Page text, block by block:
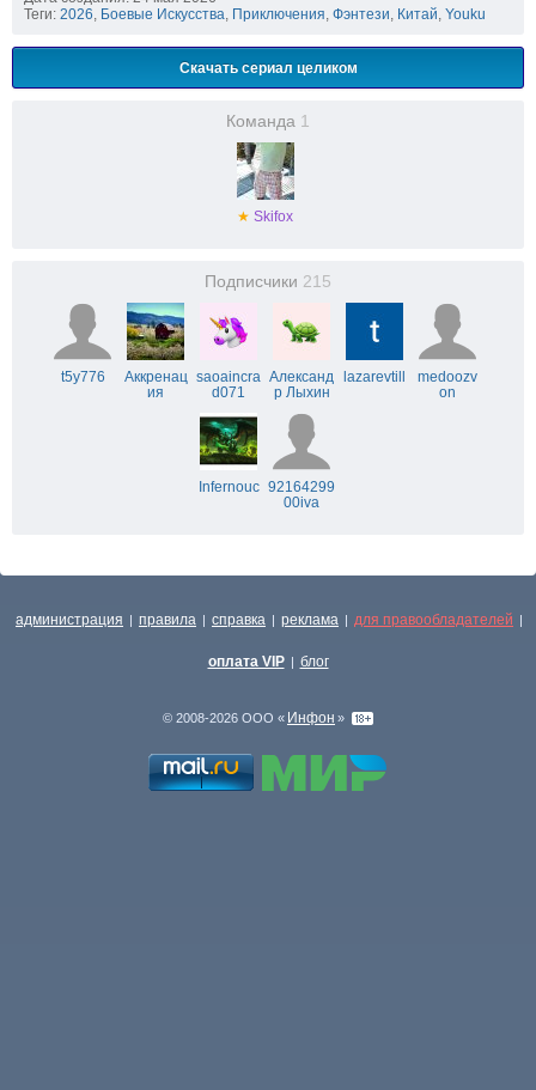
Теги: 2026, Боевые Искусства, Приключения, Фэнтези, Китай, Youku
Скачать сериал целиком
Команда 1
★ Skifox
Подписчики 215
t5y776
Аккренац
ия
saoaincra
d071
Александ
р Лыхин
lazarevtill
medoozv
on
Infernouc 92164299
00iva
администрация | правила | справка | реклама | для правообладателей |
оплата VIP | блог
© 2008-2026 ООО « Инфон »